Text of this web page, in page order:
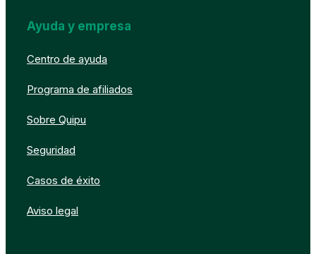
Ayuda y empresa
Centro de ayuda
Programa de afiliados
Sobre Quipu
Seguridad
Casos de éxito
Aviso legal